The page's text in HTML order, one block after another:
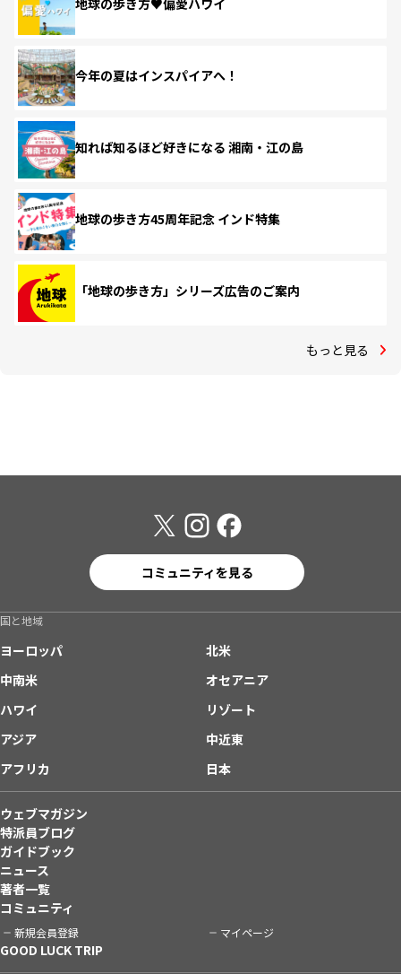
地球の歩き方♥偏愛ハワイ
今年の夏はインスパイアへ！
知れば知るほど好きになる 湘南・江の島
地球の歩き方45周年記念 インド特集
「地球の歩き方」シリーズ広告のご案内
もっと見る
コミュニティを見る
国と地域
ヨーロッパ
北米
中南米
オセアニア
ハワイ
リゾート
アジア
中近東
アフリカ
日本
ウェブマガジン
特派員ブログ
ガイドブック
ニュース
著者一覧
コミュニティ
新規会員登録 マイページ
GOOD LUCK TRIP